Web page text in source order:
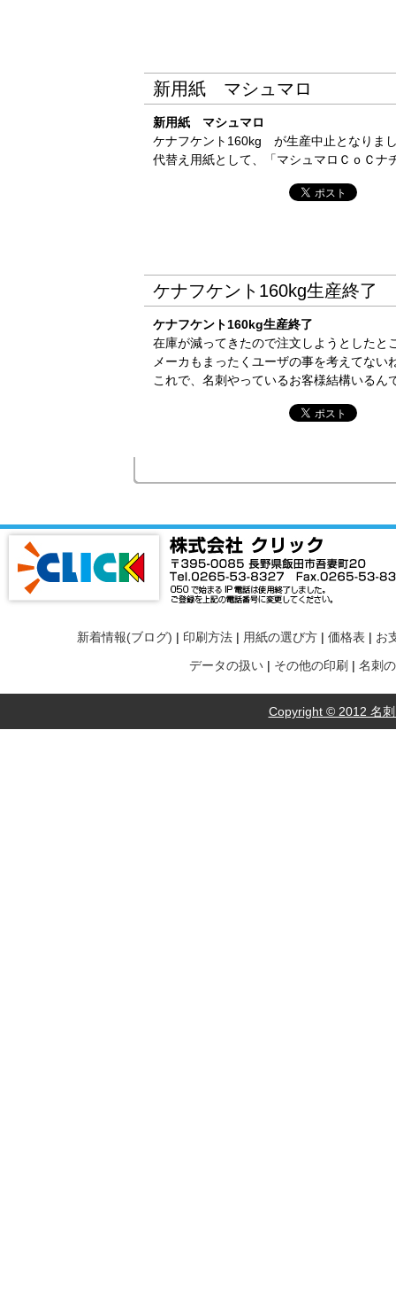
新用紙 マシュマロ
新用紙 マシュマロ
ケナフケント160kg が生産中止となりま
代替え用紙として、「マシュマロＣｏＣナ
ケナフケント160kg生産終了
ケナフケント160kg生産終了
在庫が減ってきたので注文しようとしたと
メーカもまったくユーザの事を考えてない
これで、名刺やっているお客様結構いるん
新着情報(ブログ) | 印刷方法 | 用紙の選び方 | 価格表 | お
データの扱い | その他の印刷 | 名刺
Copyright © 2012 名